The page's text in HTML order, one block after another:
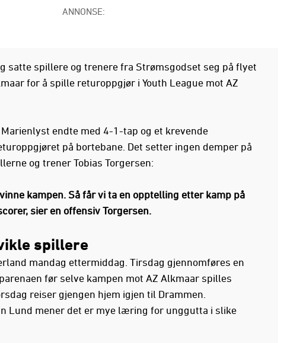
ANNONSE:
satte spillere og trenere fra Strømsgodset seg på flyet
for å spille returoppgjør i Youth League mot AZ
endte med 4-1-tap og et krevende
på bortebane. Det setter ingen demper på
og trener Tobias Torgersen:
kampen. Så får vi ta en opptelling etter kamp på
sier en offensiv Torgersen.
spillere
mandag ettermiddag. Tirsdag gjennomføres en
før selve kampen mot AZ Alkmaar spilles
reiser gjengen hjem igjen til Drammen.
Lund mener det er mye læring for unggutta i slike